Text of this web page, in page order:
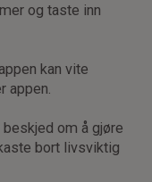
og taste inn
kan vite
appen.
om å gjøre
bort livsviktig